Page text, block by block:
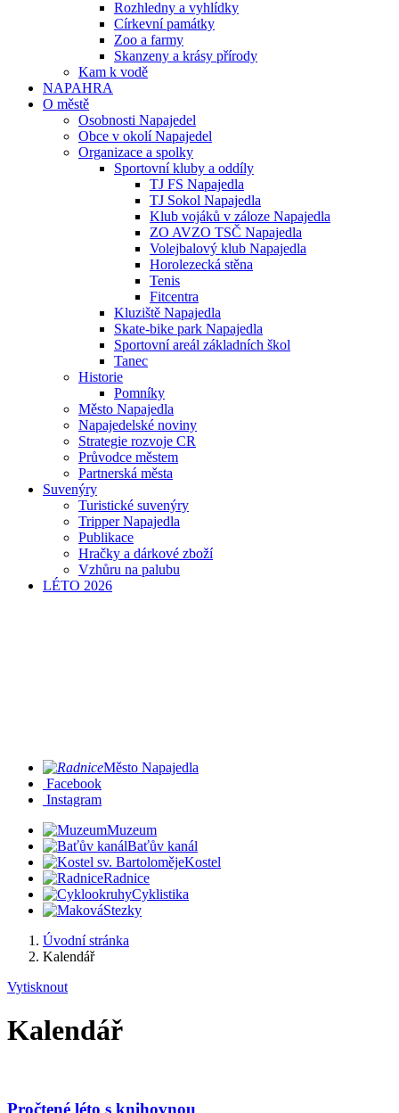
Rozhledny a vyhlídky
Církevní památky
Zoo a farmy
Skanzeny a krásy přírody
Kam k vodě
NAPAHRA
O městě
Osobnosti Napajedel
Obce v okolí Napajedel
Organizace a spolky
Sportovní kluby a oddíly
TJ FS Napajedla
TJ Sokol Napajedla
Klub vojáků v záloze Napajedla
ZO AVZO TSČ Napajedla
Volejbalový klub Napajedla
Horolezecká stěna
Tenis
Fitcentra
Kluziště Napajedla
Skate-bike park Napajedla
Sportovní areál základních škol
Tanec
Historie
Pomníky
Město Napajedla
Napajedelské noviny
Strategie rozvoje CR
Průvodce městem
Partnerská města
Suvenýry
Turistické suvenýry
Tripper Napajedla
Publikace
Hračky a dárkové zboží
Vzhůru na palubu
LÉTO 2026
Město Napajedla
Facebook
Instagram
Muzeum
Baťův kanál
Kostel
Radnice
Cyklistika
Stezky
Úvodní stránka
Kalendář
Vytisknout
Kalendář
Pročtené léto s knihovnou